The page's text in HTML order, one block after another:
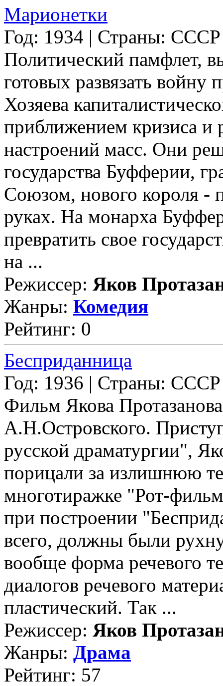
Марионетки
Год: 1934 | Страны: СССР
Политический памфлет,
готовых развязать войну
Хозяева
приближением кризиса
настроений масс. Они
государства Буфферии,
Союзом, нового короля -
руках. На монарха
превратить свое
на ...
Режиссер: Яков
Жанры: Комедия
Рейтинг: 0
Бесприданница
Год: 1936 | Страны: СССР
Фильм Якова
А.Н.Островского.
русской драматургии",
порицали за излишнюю
многотиражке "Рот-
при построении
всего, должны были
вообще форма речевого
диалогов речевого
пластический. Так ...
Режиссер: Яков
Жанры: Драма
Рейтинг: 57